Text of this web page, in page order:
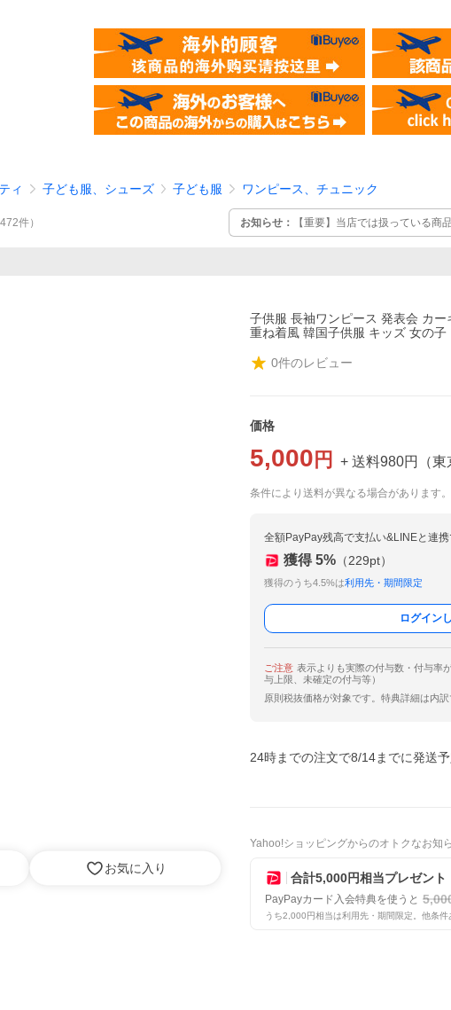
ィ 子ども服、シューズ 子ども服 ワンピース、チュニック
件） お知らせ：
【重要】当店では扱っている商
ジの方は最短の配達時間で、商品によって
お気に入り
子供服 長袖ワンピース 発表会 カ
重ね着風 韓国子供服 キッズ 女の子
0件のレビュー
価格
5,000 円 + 送料980円 （東
条件により送料が異なる場合があります。
全額PayPay残高で支払い&LINEと連
獲得 5% （229pt）
獲得のうち4.5%は利用先・期間限定
ログイン
ご注意 表示よりも実際の付与数・付与率
与上限、未確定の付与等）
原則税抜価格が対象です。特典詳細は内訳
24時までの注文で8/14までに発送
Yahoo!ショッピングからのオトクなお知
合計5,000円相当プレゼント
PayPayカード入会特典を使うと
うち2,000円相当は利用先・期間限定。他条件